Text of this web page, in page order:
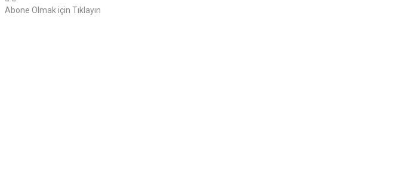
Abone Olmak için Tıklayın